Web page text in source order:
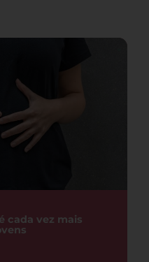
cada vez mais